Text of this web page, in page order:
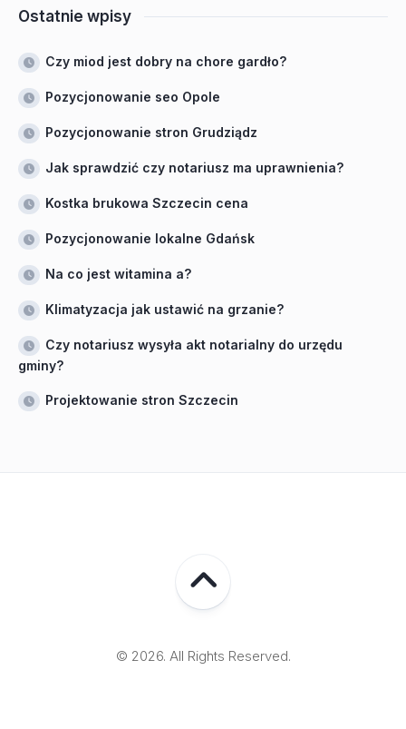
Ostatnie wpisy
Czy miod jest dobry na chore gardło?
Pozycjonowanie seo Opole
Pozycjonowanie stron Grudziądz
Jak sprawdzić czy notariusz ma uprawnienia?
Kostka brukowa Szczecin cena
Pozycjonowanie lokalne Gdańsk
Na co jest witamina a?
Klimatyzacja jak ustawić na grzanie?
Czy notariusz wysyła akt notarialny do urzędu
gminy?
Projektowanie stron Szczecin
© 2026. All Rights Reserved.